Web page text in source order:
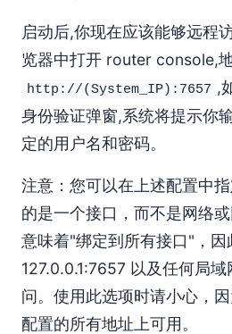
启动后,你现在应该能够远程
览器中打开 router console,
http://(System_IP):7657 ,
身份验证弹窗,系统将提示你
定的用户名和密码。
注意：您可以在上述配置中
的是一个接口，而不是网络
意味着"绑定到所有接口"，因
127.0.0.1:7657 以及任何局
问。使用此选项时请小心，
配置的所有地址上可用。